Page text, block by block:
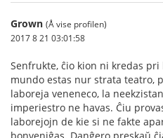
Grown (Å vise profilen)
2017 8 21 03:01:58
Senfrukte, ĉio kion ni kredas
mundo estas nur strata teatro,
laboreja veneneco, la
imperiestro ne havas. Ĉiu
laborejojn de kie si ne fakte